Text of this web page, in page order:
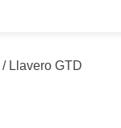
/ Llavero GTD